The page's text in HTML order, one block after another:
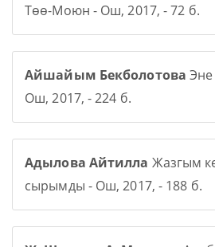
Төө-Моюн - Ош, 2017, - 72 б.
Айшайым Бекболотова
Ош, 2017, - 224 б.
Адылова Айтилла Жазгым
сырымды - Ош, 2017, - 188 б.